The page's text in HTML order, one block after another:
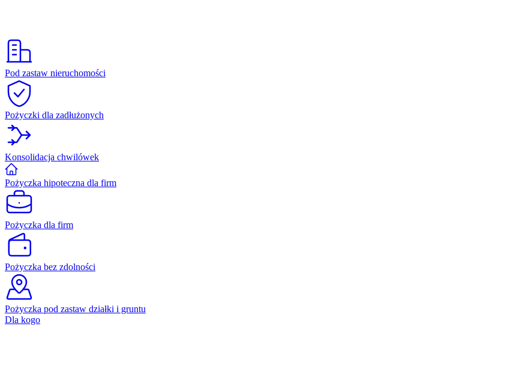
Pod zastaw nieruchomości
Pożyczki dla zadłużonych
Konsolidacja chwilówek
Pożyczka hipoteczna dla firm
Pożyczka dla firm
Pożyczka bez zdolności
Pożyczka pod zastaw działki i gruntu
Dla kogo